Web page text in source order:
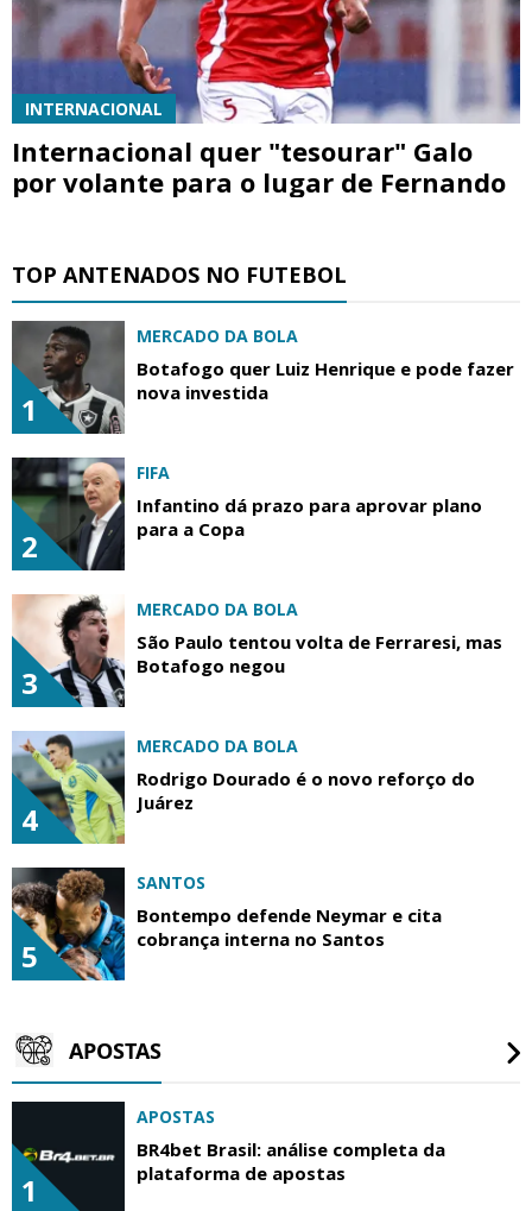
INTERNACIONAL
Internacional quer "tesourar" Galo
por volante para o lugar de Fernando
TOP ANTENADOS NO FUTEBOL
1
MERCADO DA BOLA
Botafogo quer Luiz Henrique e pode fazer
nova investida
2
FIFA
Infantino dá prazo para aprovar plano
para a Copa
3
MERCADO DA BOLA
São Paulo tentou volta de Ferraresi, mas
Botafogo negou
4
MERCADO DA BOLA
Rodrigo Dourado é o novo reforço do
Juárez
5
SANTOS
Bontempo defende Neymar e cita
cobrança interna no Santos
APOSTAS
1
APOSTAS
BR4bet Brasil: análise completa da
plataforma de apostas